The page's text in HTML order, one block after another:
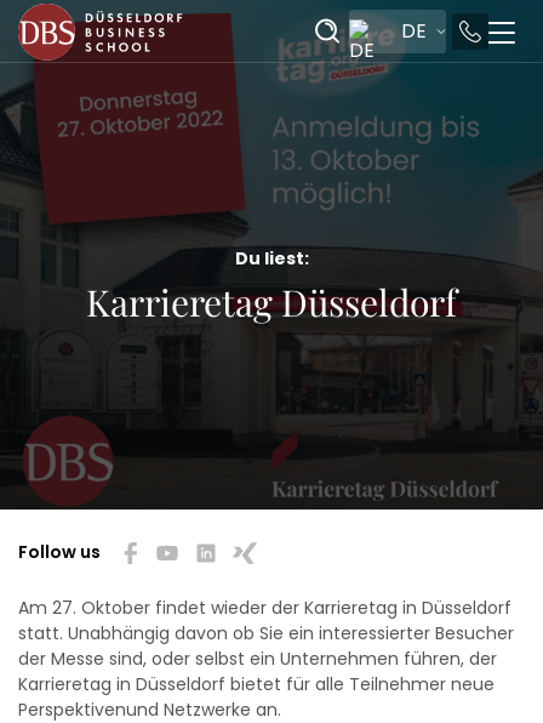
DE
Du liest:
Karrieretag Düsseldorf
Follow us
Am 27. Oktober findet wieder der Karrieretag in Düsseldorf
statt. Unabhängig davon ob Sie ein interessierter Besucher
der Messe sind, oder selbst ein Unternehmen führen, der
Karrieretag in Düsseldorf bietet für alle Teilnehmer neue
Perspektivenund Netzwerke an.